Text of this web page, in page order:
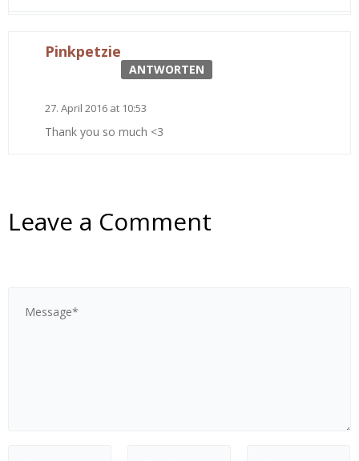
Pinkpetzie
ANTWORTEN
27. April 2016 at 10:53
Thank you so much <3
Leave a Comment